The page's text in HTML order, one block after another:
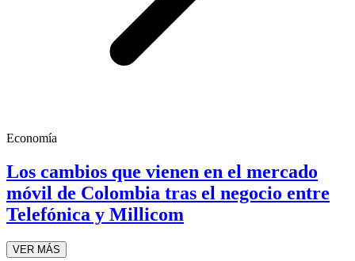
Economía
Los cambios que vienen en el mercado
móvil de Colombia tras el negocio entre
Telefónica y Millicom
VER MÁS